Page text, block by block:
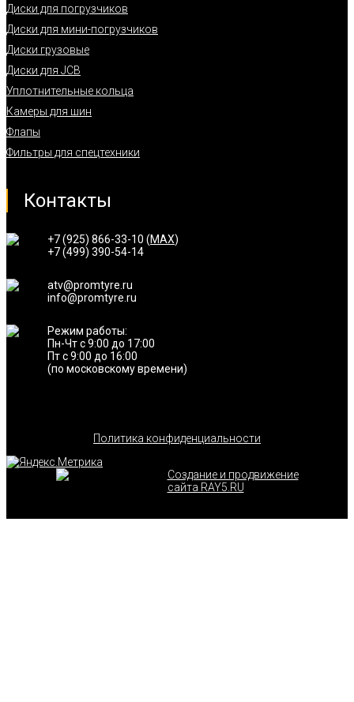
Диски для погрузчиков
Диски для мини-погрузчиков
Диски грузовые
Диски для JCB
Уплотнительные кольца
Камеры для шин
Флапы
Фильтры для спецтехники
Контакты
+7 (925) 866-33-10 (MAX)
+7 (499) 390-54-14
atv@promtyre.ru
info@promtyre.ru
Режим работы:
Пн-Чт с 9:00 до 17:00
Пт с 9:00 до 16:00
(по московскому времени)
Политика конфиденциальности
Создание и продвижение
сайта RAY5.RU